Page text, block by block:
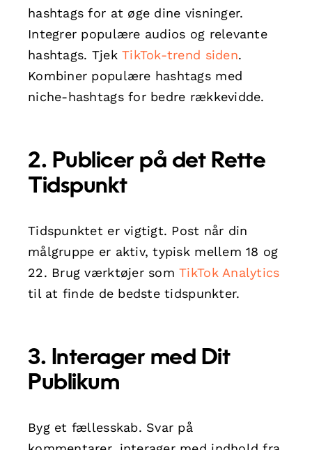
hashtags for at øge dine visninger.
Integrer populære audios og relevante
hashtags. TjekTikTok-trend siden.
Kombiner populære hashtags med
niche-hashtags for bedre rækkevidde.
2. Publicer på det Rette
Tidspunkt
Tidspunktet er vigtigt. Post når din
målgruppe er aktiv, typisk mellem 18 og
22. Brug værktøjer somTikTok Analytics
til at finde de bedste tidspunkter.
3. Interager med Dit
Publikum
Byg et fællesskab. Svar på